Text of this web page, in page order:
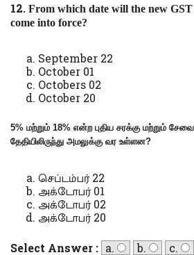
12.From which date will the new
come into force?
September 22
October 01
Octobers 02
October 20
5% மற்றும் 18% என்ற புதிய சரக்கு மற்றும்
தேதியிலிருந்து அமலுக்கு வர உள்ளன?
செப்டம்பர் 22
அக்டோபர் 01
அக்டோபர் 02
அக்டோபர் 20
Select Answer : a. b. c.